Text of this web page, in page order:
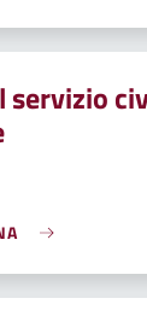
servizio